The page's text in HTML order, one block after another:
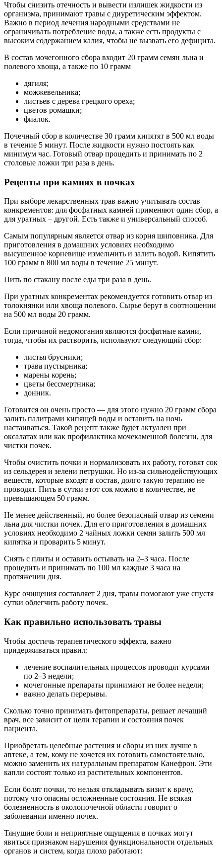
Чтобы снизить отечность и вывести излишек жидкости из
организма, принимают травы с диуретическим эффектом.
Важно в период лечения народными средствами не
ограничивать потребление воды, а также есть продукты с
высоким содержанием калия, чтобы не вызвать его дефицита.
В состав мочегонного сбора входит 20 грамм семян льна и
полевого хвоща, а также по 10 грамм
дягиля;
можжевельника;
листьев с дерева грецкого ореха;
цветов ромашки;
фиалок.
Почечный сбор в количестве 30 грамм кипятят в 500 мл воды
в течение 5 минут. После жидкости нужно постоять как
минимум час. Готовый отвар процедить и принимать по 2
столовые ложки три раза в день.
Рецепты при камнях в почках
При выборе лекарственных трав важно учитывать состав
конкрементов: для фосфатных камней применяют один сбор, а
для уратных – другой. Есть также и универсальный способ.
Самым популярным является отвар из корня шиповника. Для
приготовления в домашних условиях необходимо
высушенное корневище измельчить и залить водой. Кипятить
100 грамм в 800 мл воды в течение 25 минут.
Пить по стакану после еды три раза в день.
При уратных конкрементах рекомендуется готовить отвар из
толокнянки или хвоща полевого. Сырье берут в соотношении
на 500 мл воды 20 грамм.
Если причиной недомогания являются фосфатные камни,
тогда, чтобы их растворить, используют следующий сбор:
листья брусники;
трава пустырника;
марены корень;
цветы бессмертника;
донник.
Готовится он очень просто — для этого нужно 20 грамм сбора
залить палитрами кипящей воды и оставить на ночь
настаиваться. Такой рецепт также будет актуален при
оксалатах или как профилактика мочекаменной болезни, для
чистки почек.
Чтобы очистить почки и нормализовать их работу, готовят сок
из сельдерея и зелени петрушки. Но из-за сильнодействующих
веществ, которые входят в состав, долго такую терапию не
проводят. Пить в сутки этот сок можно в количестве, не
превышающем 50 грамм.
Не менее действенный, но более безопасный отвар из семени
льна для чистки почек. Для его приготовления в домашних
условиях необходимо 2 чайных ложки семян залить 500 мл
кипятка и проварить 5 минут.
Снять с плиты и оставить остывать на 2–3 часа. После
процедить и принимать по 100 мл каждые 3 часа на
протяжении дня.
Курс очищения составляет 2 дня, травы помогают уже спустя
сутки облегчить работу почек.
Как правильно использовать травы
Чтобы достичь терапевтического эффекта, важно
придерживаться правил:
лечение воспалительных процессов проводят курсами
по 2–3 недели;
мочегонные препараты принимают не более недели;
важно делать перерывы.
Сколько точно принимать фитопрепараты, решает лечащий
врач, все зависит от цели терапии и состояния почек
пациента.
Приобретать целебные растения и сборы из них лучше в
аптеке, а тем, кому не хочется их готовить самостоятельно,
можно заменить их натуральным препаратом Канефрон. Эти
капли состоят только из растительных компонентов.
Если болят почки, то нельзя откладывать визит к врачу,
потому что опасны осложненные состояния. Не всякая
болезненность в околопочечной области говорит о
заболевании именно почек.
Тянущие боли и неприятные ощущения в почках могут
явиться признаком нарушения функциональности отдельных
органов и систем, когда плохо работают: